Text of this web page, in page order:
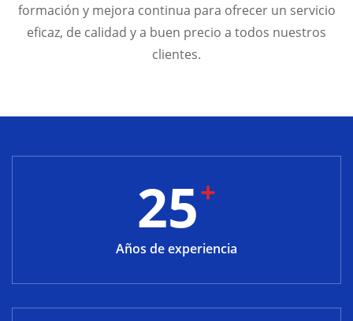
formación y mejora continua para ofrecer un servicio
eficaz, de calidad y a buen precio a todos nuestros
clientes.
25+
Años de experiencia